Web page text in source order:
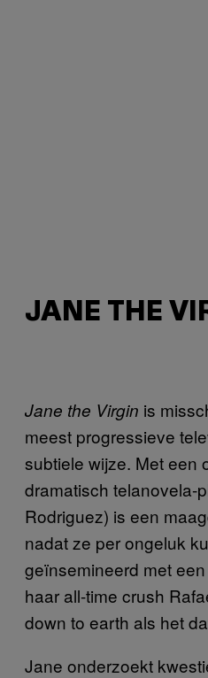
JANE THE
Jane the Virgin is
meest progressieve
subtiele wijze. Met een
dramatisch telanovela-
Rodriguez) is een
nadat ze per ongeluk
geïnsemineerd met
haar all-time crush
down to earth als het
Jane onderzoekt